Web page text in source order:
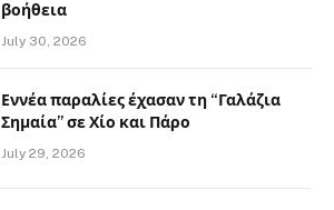
βοήθεια
July 30, 2026
Εννέα παραλίες έχασαν τη “Γαλάζια
Σημαία” σε Χίο και Πάρο
July 29, 2026